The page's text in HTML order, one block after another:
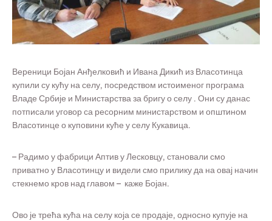
Вереници Бојан Анђелковић и Ивана Дикић из Власотинца
купили су кућу на селу, посредством истоименог програма
Владе Србије и Министарства за бригу о селу . Они су данас
потписали уговор са ресорним министарством и општином
Власотинце о куповини куће у селу Кукавица.
– Радимо у фабрици Аптив у Лесковцу, становали смо
приватно у Власотинцу и видели смо прилику да на овај начин
стекнемо кров над главом – каже Бојан.
Ово је трећа кућа на селу која се продаје, односно купује на